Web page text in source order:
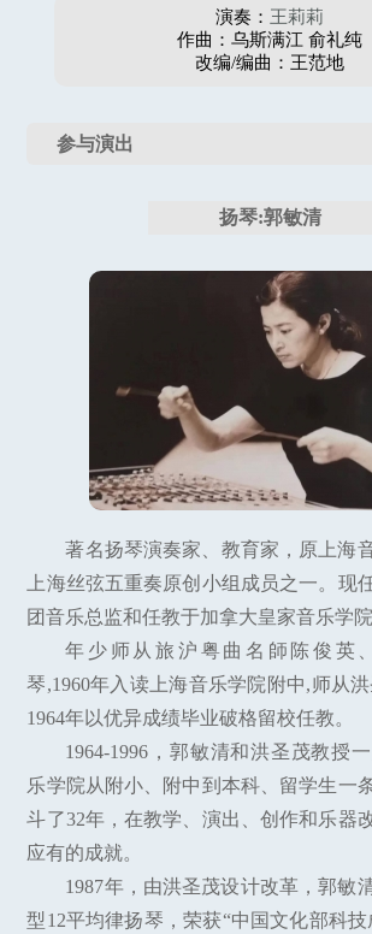
演奏： 王莉莉
作曲：乌斯满江 俞礼纯
改编/编曲：王范地
参与演出
扬琴:郭敏清
著名扬琴演奏家、教育家，原上海
上海丝弦五重奏原创小组成员之一。现
团音乐总监和任教于加拿大皇家音乐学
年少师从旅沪粤曲名師陈俊英
琴,1960年入读上海音乐学院附中,师从
1964年以优异成绩毕业破格留校任教。
1964-1996，郭敏清和洪圣茂教授
乐学院从附小、附中到本科、留学生一
斗了32年，在教学、演出、创作和乐器
应有的成就。
1987年，由洪圣茂设计改革，郭敏
型12平均律扬琴，荣获“中国文化部科